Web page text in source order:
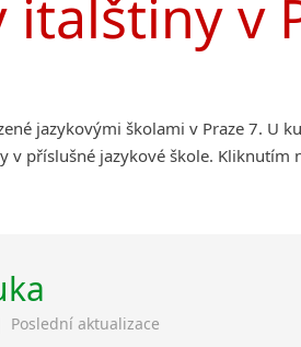
v
jazykovými školami v Praze 7. U
příslušné jazykové škole. Kliknutím
Poslední aktualizace